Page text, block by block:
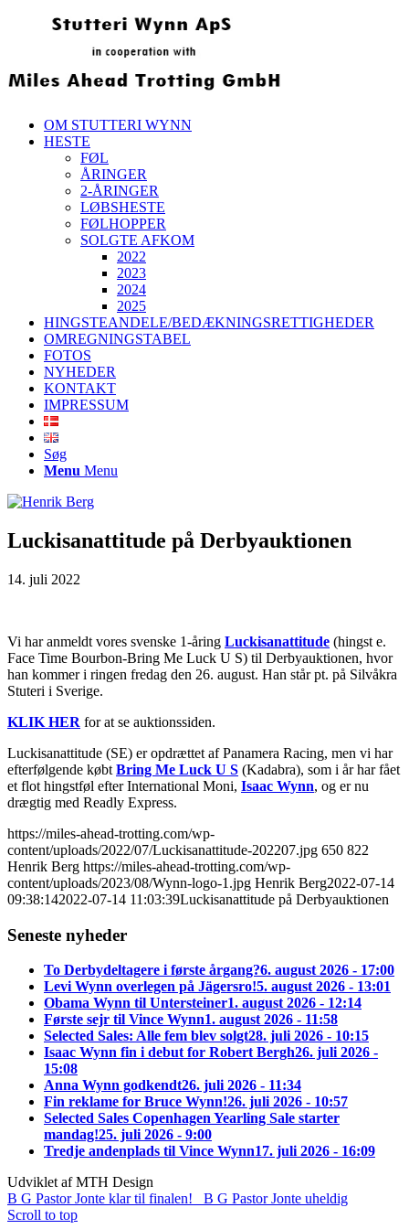
OM STUTTERI WYNN
HESTE
FØL
ÅRINGER
2-ÅRINGER
LØBSHESTE
FØLHOPPER
SOLGTE AFKOM
2022
2023
2024
2025
HINGSTEANDELE/BEDÆKNINGSRETTIGHEDER
OMREGNINGSTABEL
FOTOS
NYHEDER
KONTAKT
IMPRESSUM
Søg
Menu Menu
Luckisanattitude på Derbyauktionen
14. juli 2022
Vi har anmeldt vores svenske 1-åring Luckisanattitude (hingst e.
Face Time Bourbon-Bring Me Luck U S) til Derbyauktionen, hvor
han kommer i ringen fredag den 26. august. Han står pt. på Silvåkra
Stuteri i Sverige.
KLIK HER for at se auktionssiden.
Luckisanattitude (SE) er opdrættet af Panamera Racing, men vi har
efterfølgende købt Bring Me Luck U S (Kadabra), som i år har fået
et flot hingstføl efter International Moni, Isaac Wynn, og er nu
drægtig med Readly Express.
https://miles-ahead-trotting.com/wp-
content/uploads/2022/07/Luckisanattitude-202207.jpg 650 822
Henrik Berg https://miles-ahead-trotting.com/wp-
content/uploads/2023/08/Wynn-logo-1.jpg Henrik Berg2022-07-14
09:38:142022-07-14 11:03:39Luckisanattitude på Derbyauktionen
Seneste nyheder
To Derbydeltagere i første årgang?6. august 2026 - 17:00
Levi Wynn overlegen på Jägersro!5. august 2026 - 13:01
Obama Wynn til Untersteiner1. august 2026 - 12:14
Første sejr til Vince Wynn1. august 2026 - 11:58
Selected Sales: Alle fem blev solgt28. juli 2026 - 10:15
Isaac Wynn fin i debut for Robert Bergh26. juli 2026 -
15:08
Anna Wynn godkendt26. juli 2026 - 11:34
Fin reklame for Bruce Wynn!26. juli 2026 - 10:57
Selected Sales Copenhagen Yearling Sale starter
mandag!25. juli 2026 - 9:00
Tredje andenplads til Vince Wynn17. juli 2026 - 16:09
Udviklet af MTH Design
B G Pastor Jonte klar til finalen!
B G Pastor Jonte uheldig
Scroll to top